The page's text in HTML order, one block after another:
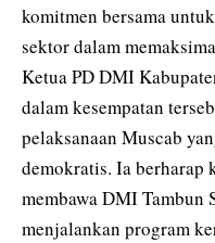
komitmen bersama
sektor dalam
Ketua PD DMI
dalam kesempatan
pelaksanaan Muscab
demokratis. Ia berharap
membawa DMI Tambun
menjalankan program